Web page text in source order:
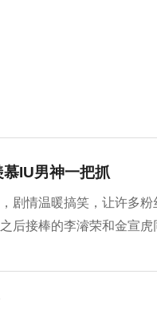
IU男神一把抓
剧情温暖搞笑，让许多
后接棒的李濬荣和金宣